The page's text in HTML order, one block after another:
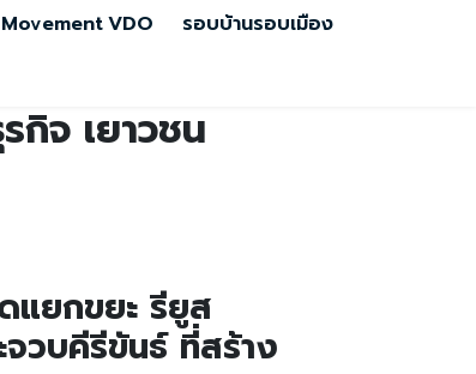
MovementVDO รอบบ้านรอบเมือง
กิจ เยาวชน
แยกขยะ รียูส
จวบคีรีขันธ์ ที่สร้าง